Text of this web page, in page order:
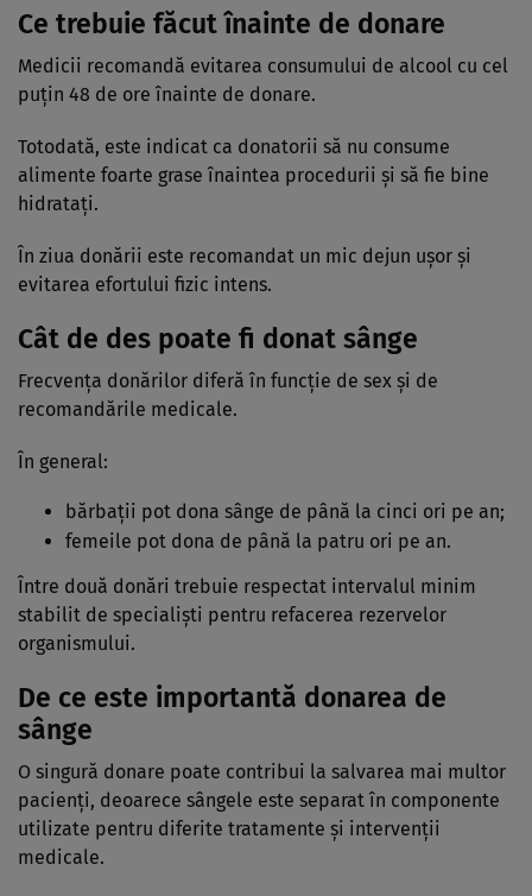
Ce trebuie făcut înainte de donare
Medicii recomandă evitarea consumului de alcool cu cel
puțin 48 de ore înainte de donare.
Totodată, este indicat ca donatorii să nu consume
alimente foarte grase înaintea procedurii și să fie bine
hidratați.
În ziua donării este recomandat un mic dejun ușor și
evitarea efortului fizic intens.
Cât de des poate fi donat sânge
Frecvența donărilor diferă în funcție de sex și de
recomandările medicale.
În general:
bărbații pot dona sânge de până la cinci ori pe an;
femeile pot dona de până la patru ori pe an.
Între două donări trebuie respectat intervalul minim
stabilit de specialiști pentru refacerea rezervelor
organismului.
De ce este importantă donarea de
sânge
O singură donare poate contribui la salvarea mai multor
pacienți, deoarece sângele este separat în componente
utilizate pentru diferite tratamente și intervenții
medicale.